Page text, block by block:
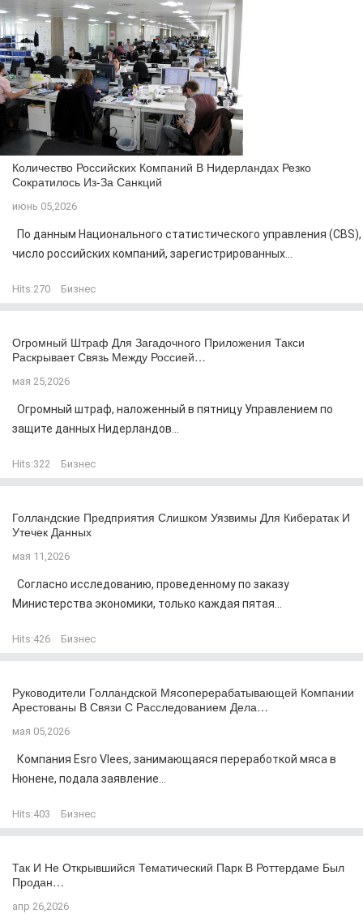
Количество Российских Компаний В Нидерландах Резко
Сократилось Из-За Санкций
июнь 05,2026
По данным Национального статистического управления (CBS),
число российских компаний, зарегистрированных...
Hits:270 Бизнес
Огромный Штраф Для Загадочного Приложения Такси
Раскрывает Связь Между Россией…
мая 25,2026
Огромный штраф, наложенный в пятницу Управлением по
защите данных Нидерландов...
Hits:322 Бизнес
Голландские Предприятия Слишком Уязвимы Для Кибератак И
Утечек Данных
мая 11,2026
Согласно исследованию, проведенному по заказу
Министерства экономики, только каждая пятая...
Hits:426 Бизнес
Руководители Голландской Мясоперерабатывающей Компании
Арестованы В Связи С Расследованием Дела…
мая 05,2026
Компания Esro Vlees, занимающаяся переработкой мяса в
Нюнене, подала заявление...
Hits:403 Бизнес
Так И Не Открывшийся Тематический Парк В Роттердаме Был
Продан…
апр 26,2026